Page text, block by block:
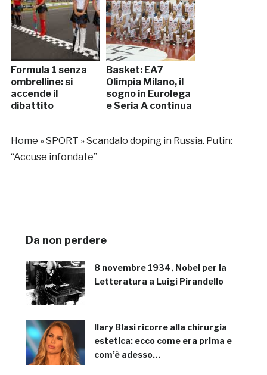
Formula 1 senza
ombrelline: si
accende il
dibattito
Basket: EA7
Olimpia Milano, il
sogno in Eurolega
e Seria A continua
Home »SPORT »Scandalo doping in Russia. Putin:
“Accuse infondate”
Da non perdere
8 novembre 1934, Nobel per la
Letteratura a Luigi Pirandello
Ilary Blasi ricorre alla chirurgia
estetica: ecco come era prima e
com’è adesso…